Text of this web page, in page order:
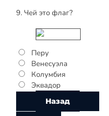
9. Чей это флаг?
Перу
Венесуэла
Колумбия
Эквадор